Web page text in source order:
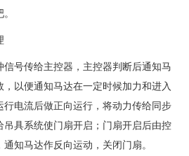
号传给主控器，主控器判断后通知马
以便通知马达在一定时候加力和进入
电流后做正向运行，将动力传给同步
具系统使门扇开启；门扇开启后由控
知马达作反向运动，关闭门扇。